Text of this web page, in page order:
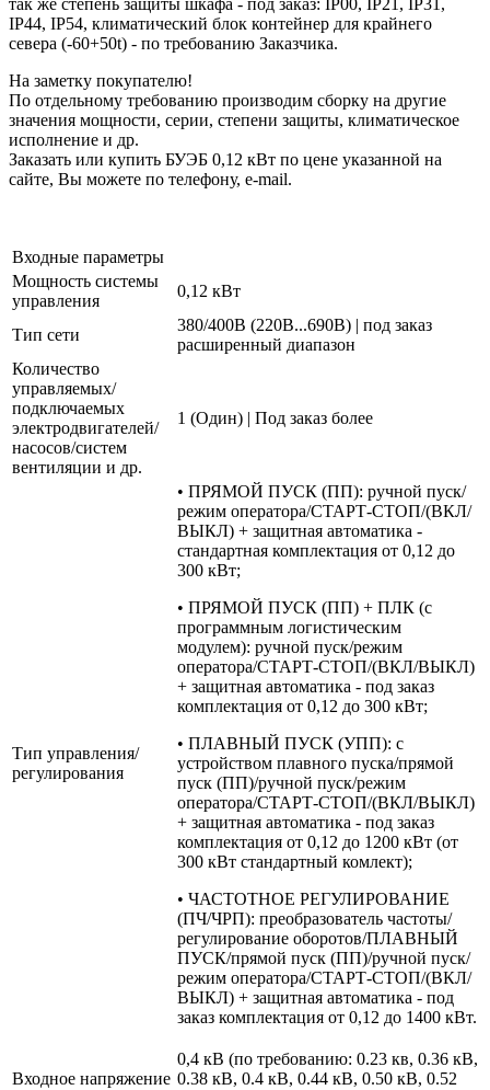
IP44, IP54, климатический блок контейнер для крайнего
севера (-60+50t) - по требованию Заказчика.
На заметку покупателю!
По отдельному требованию производим сборку на другие
значения мощности, серии, степени защиты, климатическое
исполнение и др.
Заказать или купить БУЭБ 0,12 кВт по цене указанной на
сайте, Вы можете по телефону, e-mail.
Входные параметры
Мощность системы
управления
0,12 кВт
Тип сети
380/400В (220В...690В) | под заказ
расширенный диапазон
Количество
управляемых/
подключаемых
электродвигателей/
насосов/систем
вентиляции и др.
1 (Один) | Под заказ более
Тип управления/
регулирования
• ПРЯМОЙ ПУСК (ПП): ручной пуск/
режим оператора/СТАРТ-СТОП/(ВКЛ/
ВЫКЛ) + защитная автоматика -
стандартная комплектация от 0,12 до
300 кВт;
• ПРЯМОЙ ПУСК (ПП) + ПЛК (с
программным логистическим
модулем): ручной пуск/режим
оператора/СТАРТ-СТОП/(ВКЛ/ВЫКЛ)
+ защитная автоматика - под заказ
комплектация от 0,12 до 300 кВт;
• ПЛАВНЫЙ ПУСК (УПП): с
устройством плавного пуска/прямой
пуск (ПП)/ручной пуск/режим
оператора/СТАРТ-СТОП/(ВКЛ/ВЫКЛ)
+ защитная автоматика - под заказ
комплектация от 0,12 до 1200 кВт (от
300 кВт стандартный комлект);
• ЧАСТОТНОЕ РЕГУЛИРОВАНИЕ
(ПЧ/ЧРП): преобразователь частоты/
регулирование оборотов/ПЛАВНЫЙ
ПУСК/прямой пуск (ПП)/ручной пуск/
режим оператора/СТАРТ-СТОП/(ВКЛ/
ВЫКЛ) + защитная автоматика - под
заказ комплектация от 0,12 до 1400 кВт.
Входное напряжение
0,4 кВ (по требованию: 0.23 кв, 0.36 кВ,
0.38 кВ, 0.4 кВ, 0.44 кВ, 0.50 кВ, 0.52